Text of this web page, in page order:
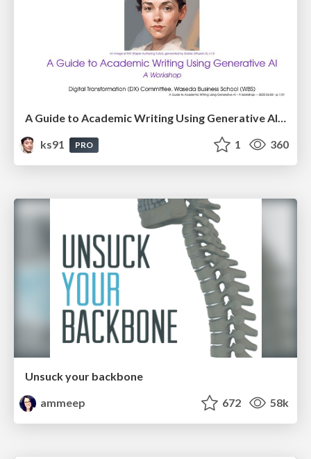
A Guide to Academic Writing Using Generative AI - A Workshop
ks91
PRO 1 360
Unsuck your backbone
ammeep
672 58k